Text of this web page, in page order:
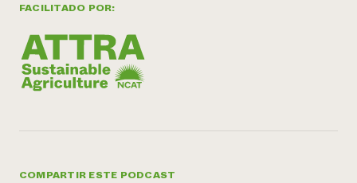
FACILITADO POR:
COMPARTIR ESTE PODCAST